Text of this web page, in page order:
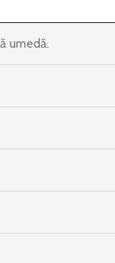
umedă.